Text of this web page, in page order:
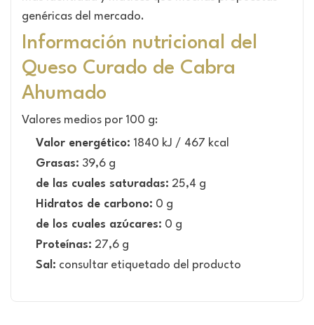
genéricas del mercado.
Información nutricional del
Queso Curado de Cabra
Ahumado
Valores medios por 100 g:
Valor energético: 1840 kJ / 467 kcal
Grasas: 39,6 g
de las cuales saturadas: 25,4 g
Hidratos de carbono: 0 g
de los cuales azúcares: 0 g
Proteínas: 27,6 g
Sal: consultar etiquetado del producto